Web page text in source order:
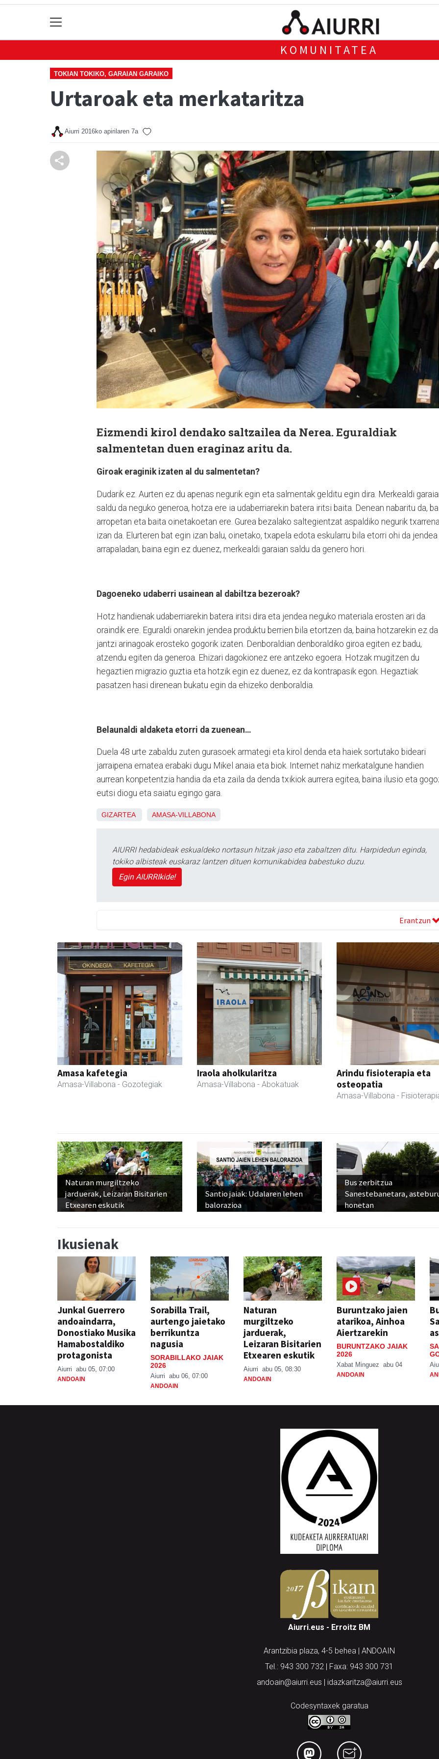
KOMUNITATEA
TOKIAN TOKIKO, GARAIAN GARAIKO
Urtaroak eta merkataritza
Aiurri 2016ko apirilaren 7a
Eizmendi kirol dendako saltzailea da Nerea. Eguraldiak
salmentetan duen eraginaz aritu da.
Giroak eraginik izaten al du salmentetan?
Dudarik ez. Aurten ez du apenas negurik egin eta salmentak gelditu egin dira. Merkealdi
saldu da neguko generoa, hotza ere ia udaberriarekin batera iritsi baita. Denean nabaritu da,
arropetan eta baita oinetakoetan ere. Gurea bezalako saltegientzat aspaldiko negurik txarrena
izan da. Elurteren bat egin izan balu, oinetako, txapela edota eskularru bila etorri ohi da jendea
arrapaladan, baina egin ez duenez, merkealdi garaian saldu da genero hori.
Dagoeneko udaberri usainean al dabiltza bezeroak?
Hotz handienak udaberriarekin batera iritsi dira eta jendea neguko materiala erosten ari da
oraindik ere. Eguraldi onarekin jendea produktu berrien bila etortzen da, baina hotzarekin ez da
jantzi arinagoak erosteko gogorik izaten. Denboraldian denboraldiko giroa egiten ez badu,
atzendu egiten da generoa. Ehizari dagokionez ere antzeko egoera. Hotzak mugitzen du
hegaztien migrazio guztia eta hotzik egin ez duenez, ez da kontrapasik egon. Hegaztiak
pasatzen hasi direnean bukatu egin da ehizeko denboraldia.
Belaunaldi aldaketa etorri da zuenean…
Duela 48 urte zabaldu zuten gurasoek armategi eta kirol denda eta haiek sortutako bideari
jarraipena ematea erabaki dugu Mikel anaia eta biok. Internet nahiz merkatalgune handien
aurrean konpetentzia handia da eta zaila da denda txikiok aurrera egitea, baina ilusio eta
eutsi diogu eta saiatu egingo gara.
GIZARTEA AMASA-VILLABONA
AIURRI hedabideak eskualdeko nortasun hitzak jaso eta zabaltzen ditu. Harpidedun eginda,
tokiko albisteak euskaraz lantzen dituen komunikabidea babestuko duzu.
Egin AIURRIkide!
Erantzun
Amasa kafetegia
Amasa-Villabona - Gozotegiak
Iraola aholkularitza
Amasa-Villabona - Abokatuak
Arindu fisioterapia eta
osteopatia
Amasa-Villabona -
Naturan murgiltzeko
jarduerak, Leizaran Bisitarien
Etxearen eskutik
Santio jaiak: Udalaren lehen
balorazioa
Bus zerbitzua
Sanestebanetara,
honetan
Ikusienak
Junkal Guerrero
andoaindarra,
Donostiako Musika
Hamabostaldiko
protagonista
Aiurri abu 05, 07:00
ANDOAIN
Sorabilla Trail,
aurtengo jaietako
berrikuntza
nagusia
SORABILLAKO JAIAK
2026
Aiurri abu 06, 07:00
ANDOAIN
Naturan
murgiltzeko
jarduerak,
Leizaran Bisitarien
Etxearen eskutik
Aiurri abu 05, 08:30
ANDOAIN
Buruntzako jaien
atarikoa, Ainhoa
Aiertzarekin
BURUNTZAKO JAIAK
2026
Xabat Minguez abu 04
ANDOAIN
Aiurri.eus - Erroitz BM
Arantzibia plaza, 4-5 behea | ANDOAIN
Tel.: 943 300 732 | Faxa: 943 300 731
andoain@aiurri.eus | idazkaritza@aiurri.eus
Codesyntaxek garatua